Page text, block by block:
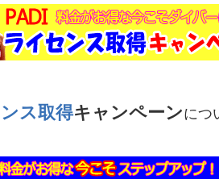
ス取得キャンペーンにつ